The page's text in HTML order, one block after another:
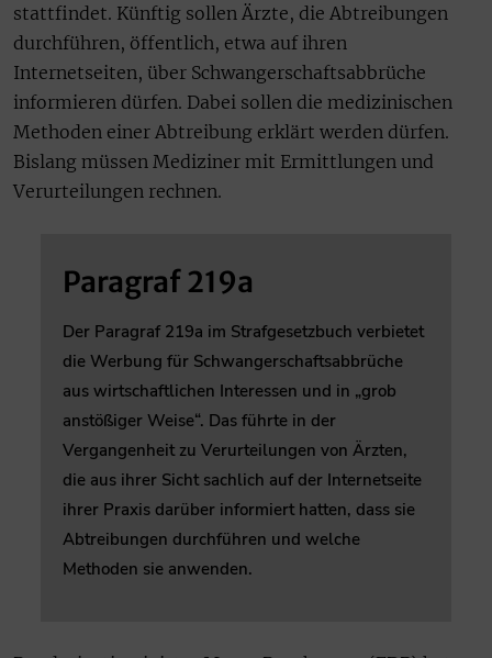
stattfindet. Künftig sollen Ärzte, die Abtreibungen
durchführen, öffentlich, etwa auf ihren
Internetseiten, über Schwangerschaftsabbrüche
informieren dürfen. Dabei sollen die medizinischen
Methoden einer Abtreibung erklärt werden dürfen.
Bislang müssen Mediziner mit Ermittlungen und
Verurteilungen rechnen.
Paragraf 219a
Der Paragraf 219a im Strafgesetzbuch verbietet
die Werbung für Schwangerschaftsabbrüche
aus wirtschaftlichen Interessen und in „grob
anstößiger Weise“. Das führte in der
Vergangenheit zu Verurteilungen von Ärzten,
die aus ihrer Sicht sachlich auf der Internetseite
ihrer Praxis darüber informiert hatten, dass sie
Abtreibungen durchführen und welche
Methoden sie anwenden.